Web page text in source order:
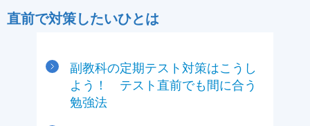
直前で対策したいひとは
副教科の定期テスト対策はこうし
よう！ テスト直前でも間に合う
勉強法